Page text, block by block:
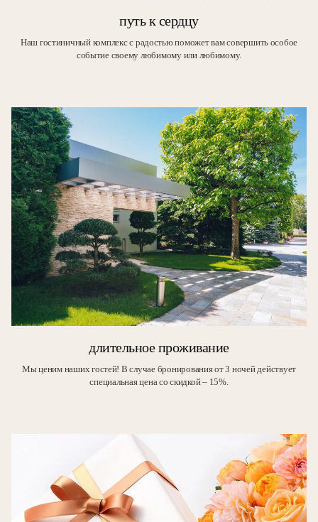
путь к сердцу
Наш гостиничный комплекс с радостью поможет вам совершить особое
событие своему любимому или любимому.
длительное проживание
Мы ценим наших гостей! В случае бронирования от 3 ночей действует
специальная цена со скидкой – 15%.